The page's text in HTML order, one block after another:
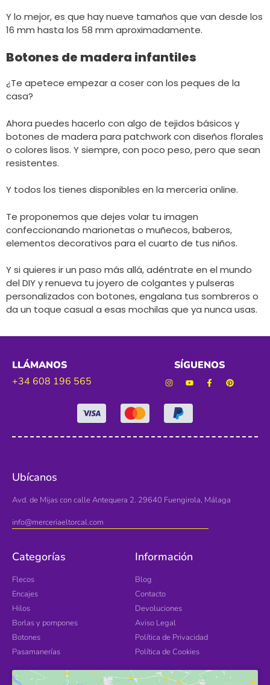
Y lo mejor, es que hay nueve tamaños que van desde los
16 mm hasta los 58 mm aproximadamente.
Botones de madera infantiles
¿Te apetece empezar a coser con los peques de la
casa?
Ahora puedes hacerlo con algo de tejidos básicos y
botones de madera para patchwork con diseños florales
o colores lisos. Y siempre, con poco peso, pero que sean
resistentes.
Y todos los tienes disponibles en la mercería online.
Te proponemos que dejes volar tu imagen
confeccionando marionetas o muñecos, baberos,
elementos decorativos para el cuarto de tus niños.
Y si quieres ir un paso más allá, adéntrate en el mundo
del DIY y renueva tu joyero de colgantes y pulseras
personalizados con botones, engalana tus sombreros o
da un toque casual a esas mochilas que ya nunca usas.
LLÁMANOS
+34 608 196 565
SÍGUENOS
Ubícanos
Avd. de Mijas con calle Antequera 2. 29640 Fuengirola, Málaga
info@merceriaeltorcal.com
Categorías
Flecos
Encajes
Hilos
Borlas y pompones
Botones
Pasamanerías
Información
Blog
Contacto
Devoluciones
Aviso Legal
Política de Privacidad
Política de Cookies